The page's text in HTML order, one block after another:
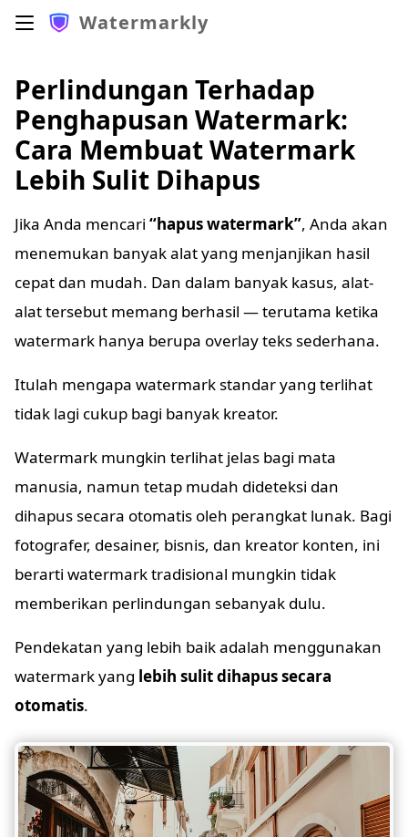
Watermarkly
Perlindungan Terhadap
Penghapusan Watermark:
Cara Membuat Watermark
Lebih Sulit Dihapus
Jika Anda mencari “hapus watermark”, Anda akan
menemukan banyak alat yang menjanjikan hasil
cepat dan mudah. Dan dalam banyak kasus, alat-
alat tersebut memang berhasil — terutama ketika
watermark hanya berupa overlay teks sederhana.
Itulah mengapa watermark standar yang terlihat
tidak lagi cukup bagi banyak kreator.
Watermark mungkin terlihat jelas bagi mata
manusia, namun tetap mudah dideteksi dan
dihapus secara otomatis oleh perangkat lunak. Bagi
fotografer, desainer, bisnis, dan kreator konten, ini
berarti watermark tradisional mungkin tidak
memberikan perlindungan sebanyak dulu.
Pendekatan yang lebih baik adalah menggunakan
watermark yang lebih sulit dihapus secara
otomatis.